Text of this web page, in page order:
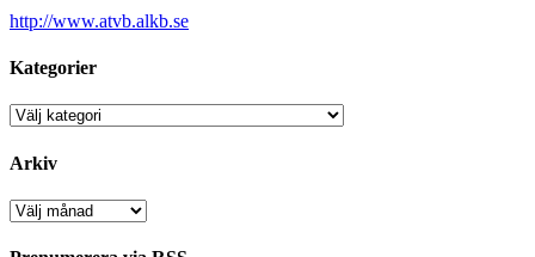
http://www.atvb.alkb.se
Kategorier
Kategorier
Arkiv
Arkiv